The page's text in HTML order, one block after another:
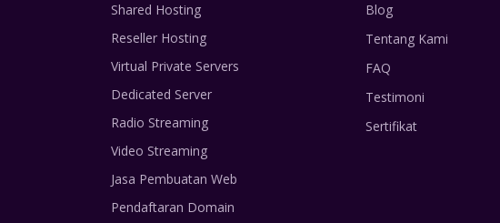
Shared Hosting
Reseller Hosting
Virtual Private Servers
Dedicated Server
Radio Streaming
Video Streaming
Jasa Pembuatan Web
Pendaftaran Domain
Blog
Tentang Kami
FAQ
Testimoni
Sertifikat